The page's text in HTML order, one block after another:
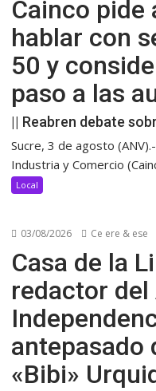
Cainco pide
hablar con
50 y
paso a las
|| Reabren debate
Sucre, 3 de agosto
Industria y Comercio
Local
03/08/2026 Ce ere & ese
Casa de la
redactor del
antepasado
«Bibi»